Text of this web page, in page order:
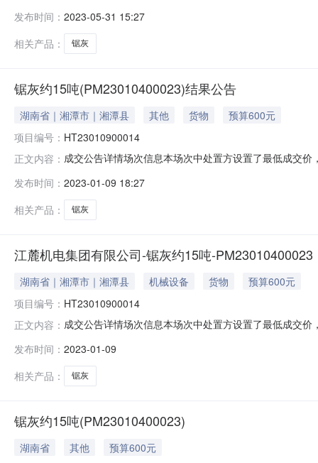
格承兑付款附件查看附件查看附件查看附件查看附件备
发布时间： 2023-05-31 15:27
相关产品：
锯灰
锯灰约15吨(PM23010400023)结果公告
湖南省｜湘潭市｜湘潭县 其他 货物
预算600元
项目编号： HT23010900014
正文内容： 成交公告详情场次信息本场次中处置方设置了最低成交
应人数(人)：1人出价形式增价拍限时竞价时间(分钟)1分
发布时间： 2023-01-09 18:27
相关产品：
锯灰
江麓机电集团有限公司-锯灰约15吨-PM23010400023
湖南省｜湘潭市｜湘潭县 机械设备 货物
预算600元
项目编号： HT23010900014
正文内容： 成交公告详情场次信息本场次中处置方设置了最低成交
应人数(人)：1人出价形式增价拍限时竞价时间(分钟)1分
发布时间： 2023-01-09
相关产品：
锯灰
锯灰约15吨(PM23010400023)
湖南省 其他
预算600元